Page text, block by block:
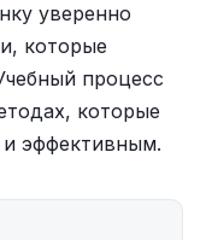
уверенно
которые
процесс
которые
эффективным.